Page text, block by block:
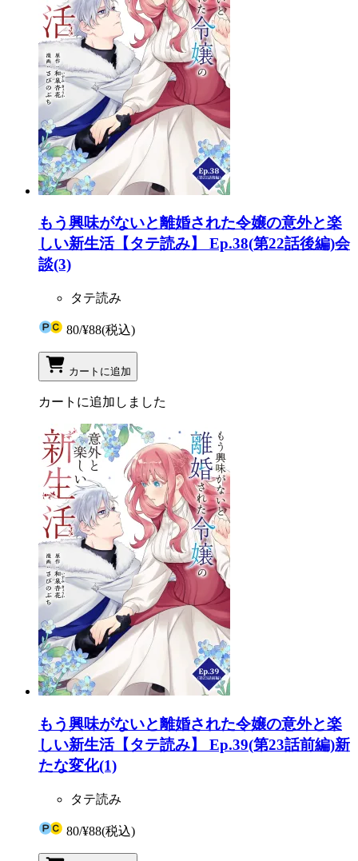
もう興味がないと離婚された令嬢の意外と楽
しい新生活【タテ読み】 Ep.38(第22話後編)会
談(3)
タテ読み
80/¥88(税込)
カートに追加
カートに追加しました
もう興味がないと離婚された令嬢の意外と楽
しい新生活【タテ読み】 Ep.39(第23話前編)新
たな変化(1)
タテ読み
80/¥88(税込)